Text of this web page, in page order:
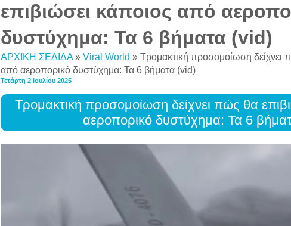
επιβιώσει κάποιος από
δυστύχημα: Τα 6 βήματα (vid)
ΑΡΧΙΚΗ ΣΕΛΙΔΑ» Viral World » Τρομακτική προσομοίωση δείχνει
από αεροπορικό δυστύχημα: Τα 6 βήματα (vid)
Τετάρτη 2 Ιουλίου 2025
Τρομακτική προσομοίωση δείχνει πώς θα
αεροπορικό δυστύχημα: Τα 6